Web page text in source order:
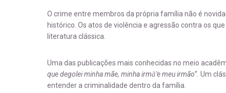
O crime entre membros da própria família não é
histórico. Os atos de violência e agressão contra os
literatura clássica.
Uma das publicações mais conhecidas no meio
que degolei minha mãe, minha irmã̃ e meu irmão”. Um
entender a criminalidade dentro da família.